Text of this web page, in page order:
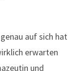
auf sich hat
erwarten
und